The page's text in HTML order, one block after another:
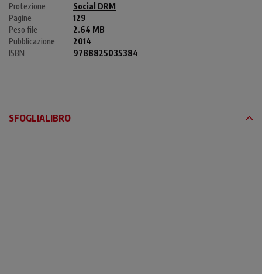
Protezione
Social DRM
Pagine
129
Peso file
2.64 MB
Pubblicazione
2014
ISBN
9788825035384
SFOGLIALIBRO